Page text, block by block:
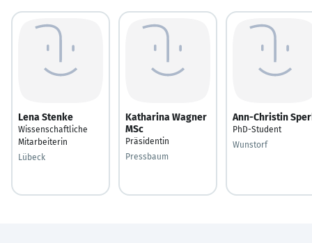
Lena Stenke
Wissenschaftliche
Mitarbeiterin
Lübeck
Katharina Wagner
MSc
Präsidentin
Pressbaum
Ann-Christin
PhD-Student
Wunstorf